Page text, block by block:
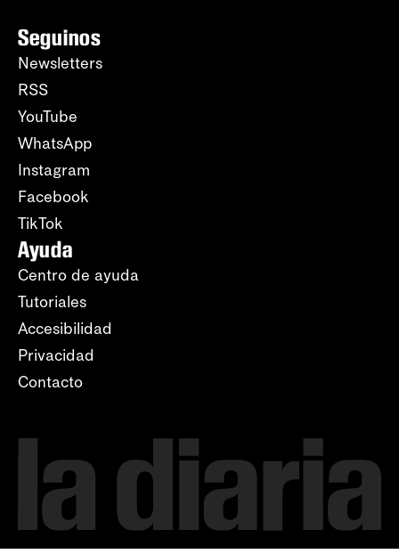
Seguinos
Newsletters
RSS
YouTube
WhatsApp
Instagram
Facebook
TikTok
Ayuda
Centro de ayuda
Tutoriales
Accesibilidad
Privacidad
Contacto